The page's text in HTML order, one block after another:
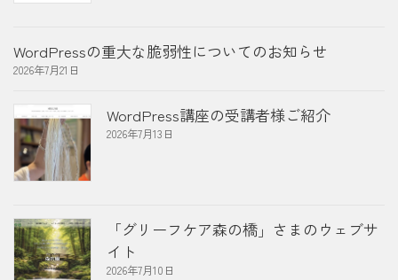
WordPressの重大な脆弱性についてのお知らせ
2026年7月21日
WordPress講座の受講者様ご紹介
2026年7月13日
「グリーフケア森の橋」さまのウェブサ
イト
2026年7月10日